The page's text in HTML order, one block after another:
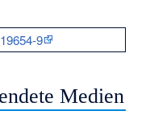
9
Medien